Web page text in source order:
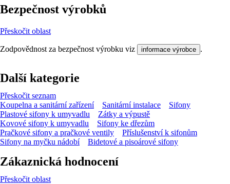
Bezpečnost výrobků
Přeskočit oblast
Zodpovědnost za bezpečnost výrobku viz informace výrobce .
Další kategorie
Přeskočit seznam
Koupelna a sanitární zařízení
Sanitární instalace
Sifony
Plastové sifony k umyvadlu
Zátky a výpustě
Kovové sifony k umyvadlu
Sifony ke dřezům
Pračkové sifony a pračkové ventily
Příslušenství k sifonům
Sifony na myčku nádobí
Bidetové a pisoárové sifony
Zákaznická hodnocení
Přeskočit oblast